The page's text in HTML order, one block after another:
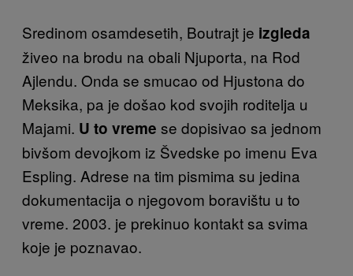
Sredinom osamdesetih, Boutrajt je izgleda
živeo na brodu na obali Njuporta, na Rod
Ajlendu. Onda se smucao od Hjustona do
Meksika, pa je došao kod svojih roditelja u
Majami. U to vreme se dopisivao sa jednom
bivšom devojkom iz Švedske po imenu Eva
Espling. Adrese na tim pismima su jedina
dokumentacija o njegovom boravištu u to
vreme. 2003. je prekinuo kontakt sa svima
koje je poznavao.